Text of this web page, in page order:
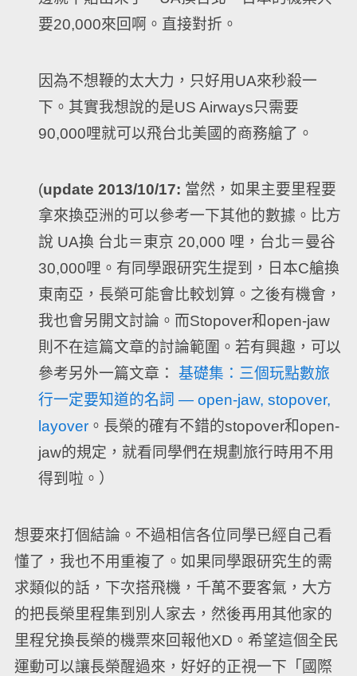
要20,000來回啊。直接對折。
因為不想鞭的太大力，只好用UA來秒殺一
下。其實我想說的是US Airways只需要
90,000哩就可以飛台北美國的商務艙了。
(update 2013/10/17: 當然，如果主要里程要
拿來換亞洲的可以參考一下其他的數據。比方
說 UA換 台北＝東京 20,000 哩，台北＝曼谷
30,000哩。有同學跟研究生提到，日本C艙換
東南亞，長榮可能會比較划算。之後有機會，
我也會另開文討論。而Stopover和open-jaw
則不在這篇文章的討論範圍。若有興趣，可以
參考另外一篇文章：
基礎集：三個玩點數旅
行一定要知道的名詞 — open-jaw, stopover,
layover。長榮的確有不錯的stopover和open-
jaw的規定，就看同學們在規劃旅行時用不用
得到啦。）
想要來打個結論。不過相信各位同學已經自己看
懂了，我也不用重複了。如果同學跟研究生的需
求類似的話，下次搭飛機，千萬不要客氣，大方
的把長榮里程集到別人家去，然後再用其他家的
里程兌換長榮的機票來回報他XD。希望這個全民
運動可以讓長榮醒過來，好好的正視一下「國際